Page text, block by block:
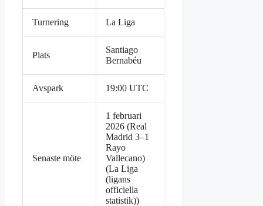
Turnering La Liga
Plats
Santiago
Bernabéu
Avspark 19:00 UTC
Senaste möte
1 februari
2026 (Real
Madrid 3–1
Rayo
Vallecano)
(La Liga
(ligans
officiella
statistik))